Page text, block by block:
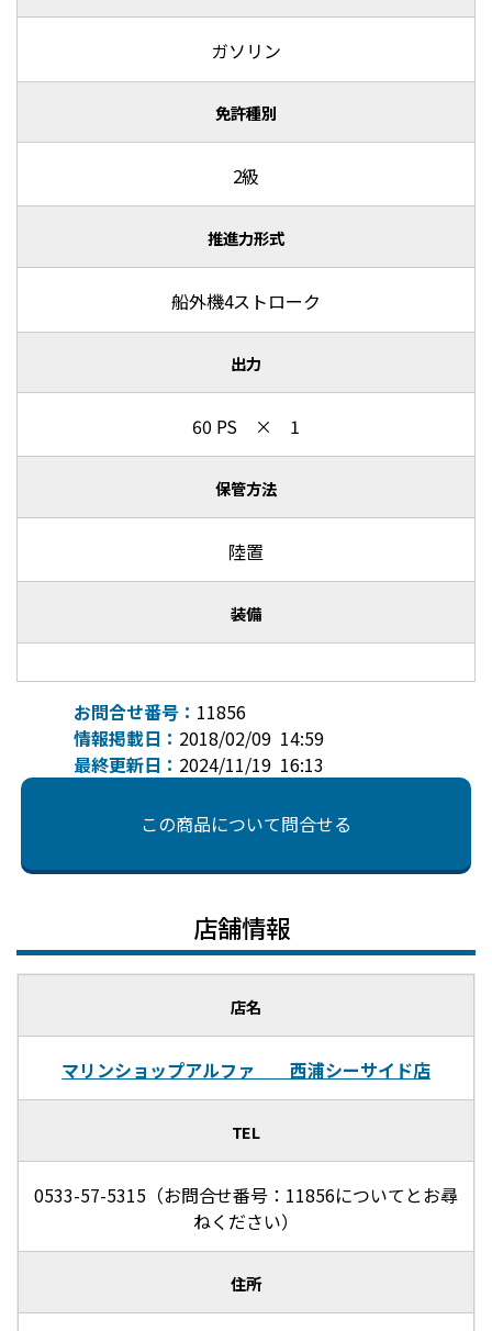
ガソリン
免許種別
2級
推進力形式
船外機4ストローク
出力
60 PS × 1
保管方法
陸置
装備
お問合せ番号： 11856
情報掲載日： 2018/02/09 14:59
最終更新日： 2024/11/19 16:13
この商品について問合せる
店舗情報
店名
マリンショップアルファ 西浦シーサイド店
TEL
0533-57-5315（お問合せ番号：11856についてとお尋
ねください）
住所